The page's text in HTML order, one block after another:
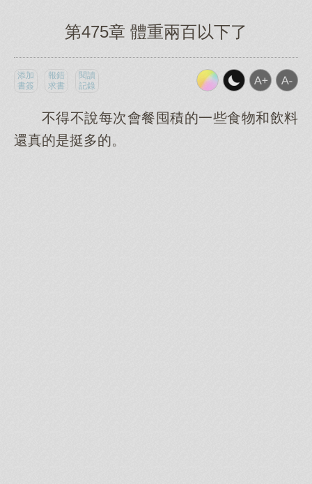
第475章 體重兩百以下了
添加
書簽
報錯
求書
閱讀
記錄
不得不說每次會餐囤積的一些食物和飲料
還真的是挺多的。